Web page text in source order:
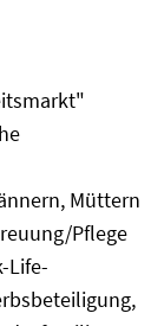
Müttern
Pflege
Life-